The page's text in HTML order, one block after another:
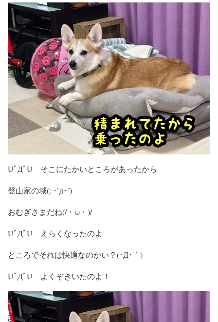
UﾟДﾟU そこにたかいところがあったから
登山家の域(; ･`д･´)
おむぎさまだね(/・ω・)/
UﾟДﾟU えらくなったのよ
ところでそれは快適なのかい？(･Д･｀)
UﾟДﾟU よくぞきいたのよ！